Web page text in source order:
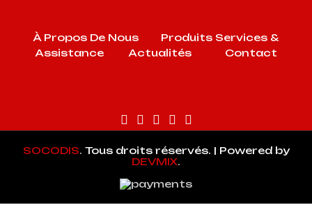
À Propos De Nous Produits Services &
Assistance Actualités Contact
SOCODIS. Tous droits réservés. | Powered by
DEVMIX.